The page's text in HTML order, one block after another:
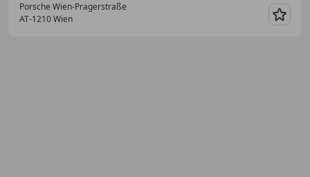
Porsche Wien-Pragerstraße
AT-1210 Wien